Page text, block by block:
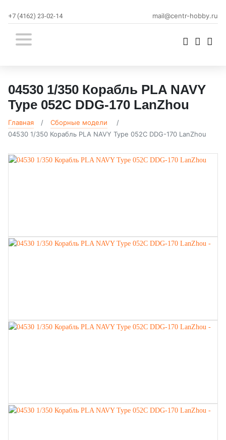
mail@centr-hobby.ru
+7 (4162) 23-02-14
04530 1/350 Корабль PLA NAVY
Type 052C DDG-170 LanZhou
Главная
Сборные модели
04530 1/350 Корабль PLA NAVY Type 052C DDG-170 LanZhou